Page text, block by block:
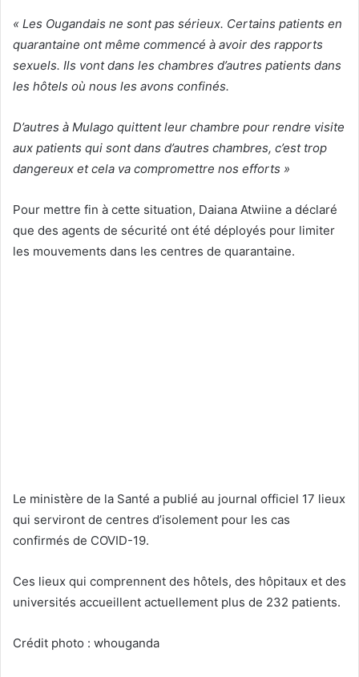
« Les Ougandais ne sont pas sérieux. Certains patients en
quarantaine ont même commencé à avoir des rapports
sexuels. Ils vont dans les chambres d’autres patients dans
les hôtels où nous les avons confinés.
D’autres à Mulago quittent leur chambre pour rendre visite
aux patients qui sont dans d’autres chambres, c’est trop
dangereux et cela va compromettre nos efforts »
Pour mettre fin à cette situation, Daiana Atwiine a déclaré
que des agents de sécurité ont été déployés pour limiter
les mouvements dans les centres de quarantaine.
Le ministère de la Santé a publié au journal officiel 17 lieux
qui serviront de centres d’isolement pour les cas
confirmés de COVID-19.
Ces lieux qui comprennent des hôtels, des hôpitaux et des
universités accueillent actuellement plus de 232 patients.
Crédit photo : whouganda